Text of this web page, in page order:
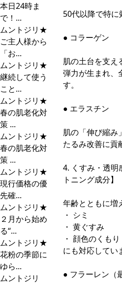
本日24時ま
で！...
ムントジリ★
ご主人様から
「お...
ムントジリ★
継続して使う
こと...
ムントジリ★
春の肌老化対
策 ...
ムントジリ★
春の肌老化対
策 ...
ムントジリ★
現行価格の優
先確...
ムントジリ★
２月から始め
る“...
ムントジリ★
花粉の季節に
ゆら...
ムントジリ
50代以降で特に
● コラーゲン
肌の土台を支え
弾力が生まれ、
す。
● エラスチン
肌の「伸び縮み
たるみ改善に貢
4. くすみ・透明
トニング成分】
年齢とともに増
・ シミ
・ 黄ぐすみ
・ 顔色のくもり
にも対応してい
● フラーレン（